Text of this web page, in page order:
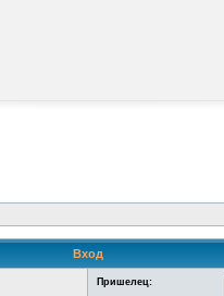
Вход
Пришелец: